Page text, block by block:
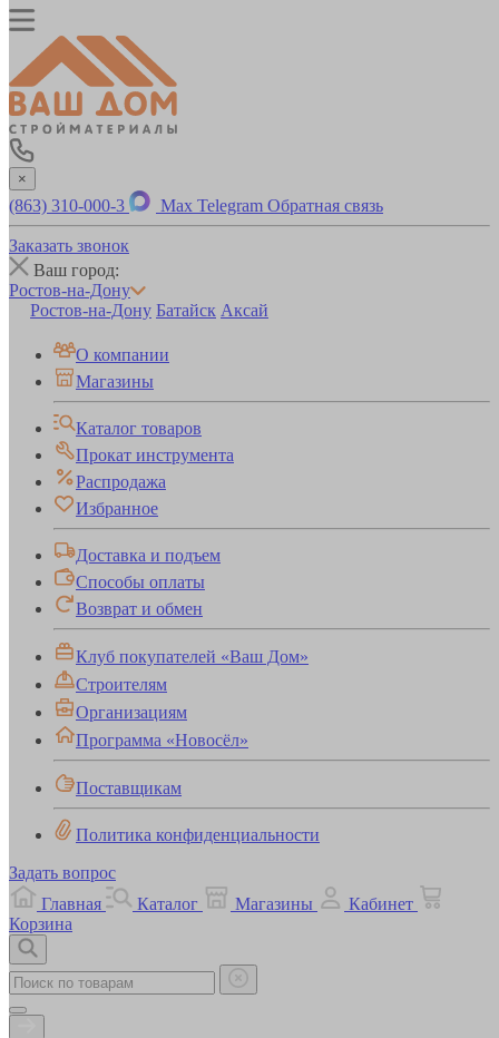
×
(863) 310-000-3 Max Telegram Обратная связь
Заказать звонок
Ваш город:
Ростов-на-Дону
Ростов-на-Дону Батайск Аксай
О компании
Магазины
Каталог товаров
Прокат инструмента
Распродажа
Избранное
Доставка и подъем
Способы оплаты
Возврат и обмен
Клуб покупателей «Ваш Дом»
Строителям
Организациям
Программа «Новосёл»
Поставщикам
Политика конфиденциальности
Задать вопрос
Главная
Каталог Магазины
Кабинет
Корзина